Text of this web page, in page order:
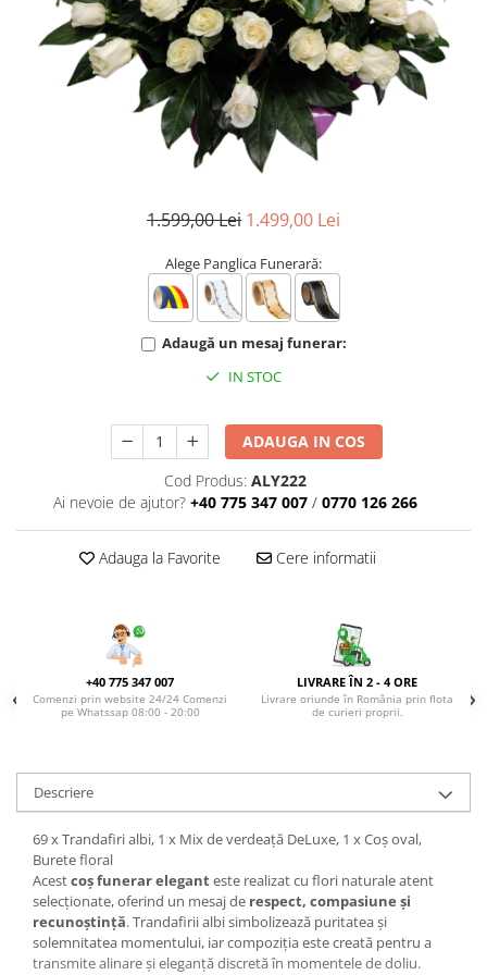
BUCHETE IRISI
BUCHETE LALELE
BUCHETE LISIANTHUS
BUCHETE PENTRU BĂRBAȚI
BUCHETE TRANDAFIRI
DE TRANDAFIRI ALBASTRI
DE TRANDAFIRI ALBI
DE TRANDAFIRI MULTICOLORI
DE TRANDAFIRI PORTOCALII
DE TRANDAFIRI ROZ
DE TRANDAFIRI ROȘII
COȘURI SF. VALENTIN
COȘURI TRANDAFIRI
1.599,00 Lei 1.499,00 Lei
Alege Panglica Funerară:
Adaugă un mesaj funerar:
IN STOC
ADAUGA IN COS
Cod Produs: ALY222
Ai nevoie de ajutor? +40 775 347 007 / 0770 126 266
Adauga la Favorite Cere informatii
+40 775 347 007
Comenzi prin website 24/24 Comenzi
pe Whatssap 08:00 - 20:00
LIVRARE ÎN 2 - 4 ORE
Livrare oriunde în România prin flota
de curieri proprii.
Descriere
69 x Trandafiri albi, 1 x Mix de verdeață DeLuxe, 1 x Coș oval,
Burete floral
Acestcoș funerar eleganteste realizat cu flori naturale atent
selecționate, oferind un mesaj de respect, compasiune și
recunoștință. Trandafirii albi simbolizează puritatea și
solemnitatea momentului, iar compoziția este creată pentru a
transmite alinare și eleganță discretă în momentele de doliu.